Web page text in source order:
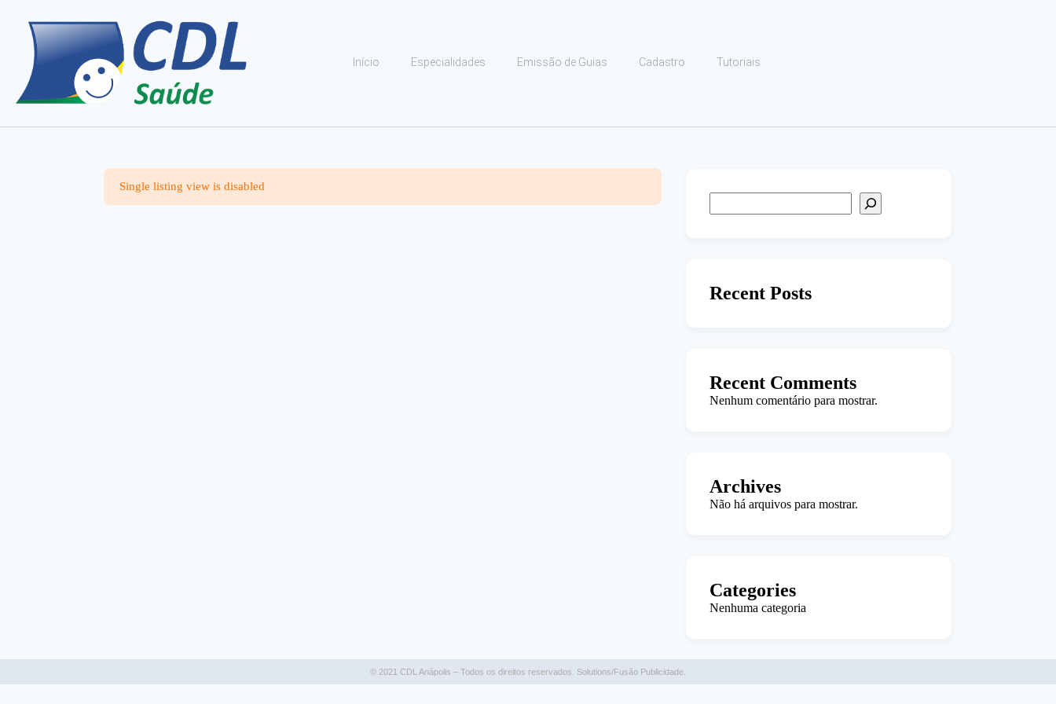
Início Especialidades Emissão de Guias Cadastro Tutoriais
Single listing view is disabled
Recent Posts
Recent Comments
Nenhum comentário para mostrar.
Archives
Não há arquivos para mostrar.
Categories
Nenhuma categoria
© 2021 CDL Anápolis – Todos os direitos reservados. Solutions/Fusão Publicidade.